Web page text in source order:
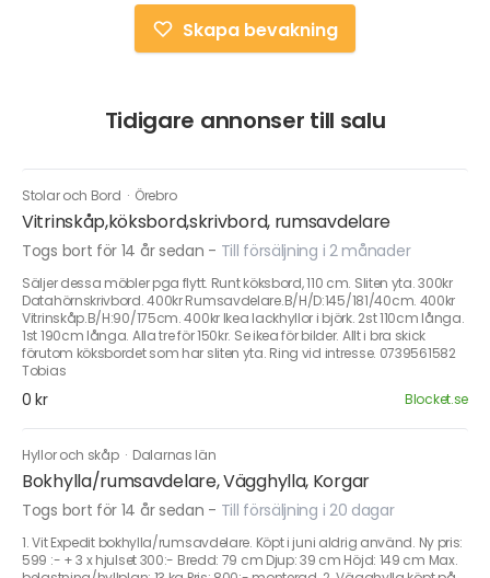
Skapa bevakning
Tidigare annonser till salu
Stolar och Bord · Örebro
Vitrinskåp,köksbord,skrivbord, rumsavdelare
Togs bort för 14 år sedan - Till försäljning i 2 månader
Säljer dessa möbler pga flytt. Runt köksbord, 110 cm. Sliten yta. 300kr
Datahörnskrivbord. 400kr Rumsavdelare.B/H/D:145/181/40cm. 400kr
Vitrinskåp.B/H:90/175cm. 400kr Ikea lackhyllor i björk. 2st 110cm långa.
1st 190cm långa. Alla tre för 150kr. Se ikea för bilder. Allt i bra skick
förutom köksbordet som har sliten yta. Ring vid intresse. 0739561582
Tobias
0 kr Blocket.se
Hyllor och skåp · Dalarnas län
Bokhylla/rumsavdelare, Vägghylla, Korgar
Togs bort för 14 år sedan - Till försäljning i 20 dagar
1. Vit Expedit bokhylla/rumsavdelare. Köpt i juni aldrig använd. Ny pris:
599 :- + 3 x hjulset 300:- Bredd: 79 cm Djup: 39 cm Höjd: 149 cm Max.